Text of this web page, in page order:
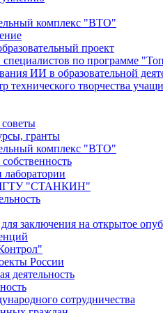
комплекс "ВТО"
проект
специалистов по программе
ИИ в образовательной
технического творчества
гранты
комплекс "ВТО"
"СТАНКИН"
заключения на открытое
России
деятельность
сотрудничества